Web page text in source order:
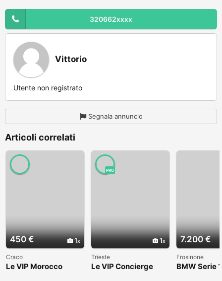
320662xxxx
Vittorio
Utente non registrato
Segnala annuncio
Articoli correlati
450 € 1
Craco
Le VIP Morocco
1
PRO
Trieste
Le VIP Concierge
7.200 €
Frosinone
BMW Serie